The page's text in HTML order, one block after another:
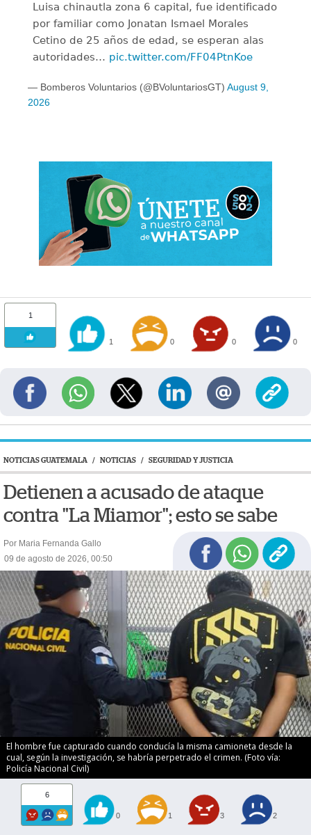
Luisa chinautla zona 6 capital, fue identificado
por familiar como Jonatan Ismael Morales
Cetino de 25 años de edad, se esperan alas
autoridades… pic.twitter.com/FF04PtnKoe
— Bomberos Voluntarios (@BVoluntariosGT) August 9,
2026
1
1 0 0 0
NOTICIAS GUATEMALA / NOTICIAS / SEGURIDAD Y JUSTICIA
Detienen a acusado de ataque
contra "La Miamor"; esto se sabe
Por Maria Fernanda Gallo
09 de agosto de 2026, 00:50
El hombre fue capturado cuando conducía la misma camioneta desde la
cual, según la investigación, se habría perpetrado el crimen. (Foto vía:
Policía Nacional Civil)
6
0 1 3 2